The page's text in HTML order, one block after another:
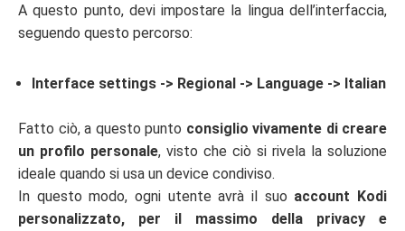
A questo punto, devi impostare la lingua dell’interfaccia,
seguendo questo percorso:
Interface settings -> Regional -> Language -> Italian
Fatto ciò, a questo punto consiglio vivamente di creare
un profilo personale, visto che ciò si rivela la soluzione
ideale quando si usa un device condiviso.
In questo modo, ogni utente avrà il suo account Kodi
personalizzato, per il massimo della privacy e